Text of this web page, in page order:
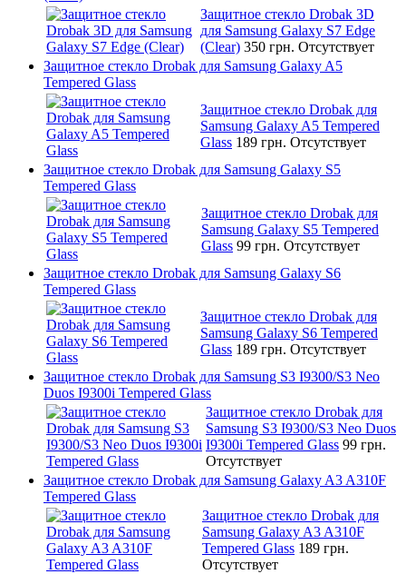
Защитное стекло Drobak 3D
для Samsung Galaxy S7 Edge
(Clear) 350 грн. Отсутствует
Защитное стекло Drobak для Samsung Galaxy A5
Tempered Glass
Защитное стекло Drobak для
Samsung Galaxy A5 Tempered
Glass 189 грн. Отсутствует
Защитное стекло Drobak для Samsung Galaxy S5
Tempered Glass
Защитное стекло Drobak для
Samsung Galaxy S5 Tempered
Glass 99 грн. Отсутствует
Защитное стекло Drobak для Samsung Galaxy S6
Tempered Glass
Защитное стекло Drobak для
Samsung Galaxy S6 Tempered
Glass 189 грн. Отсутствует
Защитное стекло Drobak для Samsung S3 I9300/S3 Neo
Duos I9300i Tempered Glass
Защитное стекло Drobak для
Samsung S3 I9300/S3 Neo Duos
I9300i Tempered Glass 99 грн.
Отсутствует
Защитное стекло Drobak для Samsung Galaxy A3 A310F
Tempered Glass
Защитное стекло Drobak для
Samsung Galaxy A3 A310F
Tempered Glass 189 грн.
Отсутствует